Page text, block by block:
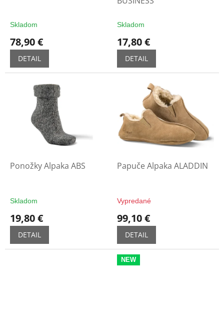
Skladom
78,90 €
DETAIL
Skladom
17,80 €
DETAIL
Ponožky Alpaka ABS
Skladom
19,80 €
DETAIL
Papuče Alpaka ALADDIN
Vypredané
99,10 €
DETAIL
NEW